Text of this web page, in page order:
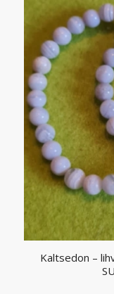
Kaltsedon –